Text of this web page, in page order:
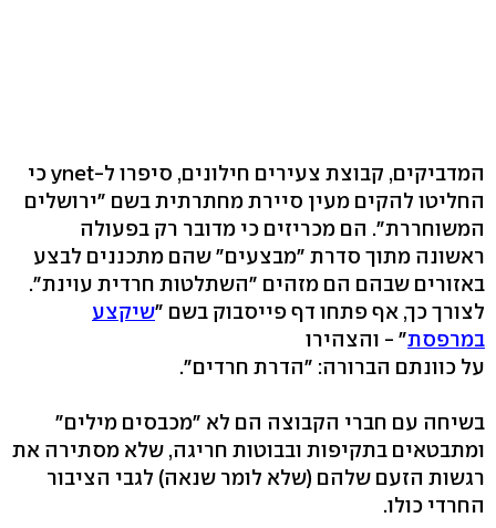
המדביקים, קבוצת צעירים חילונים, סיפרו ל-ynet כי
החליטו להקים מעין סיירת מחתרתית בשם "ירושלים
המשוחררת". הם מכריזים כי מדובר רק בפעולה
ראשונה מתוך סדרת "מבצעים" שהם מתכננים לבצע
באזורים שבהם הם מזהים "השתלטות חרדית עוינת".
לצורך כך, אף פתחו דף פייסבוק בשם "שיקצע
במרפסת" - והצהירו
על כוונתם הברורה: "הדרת חרדים".
בשיחה עם חברי הקבוצה הם לא "מכבסים מילים"
ומתבטאים בתקיפות ובבוטות חריגה, שלא מסתירה את
רגשות הזעם שלהם (שלא לומר שנאה) לגבי הציבור
החרדי כולו.